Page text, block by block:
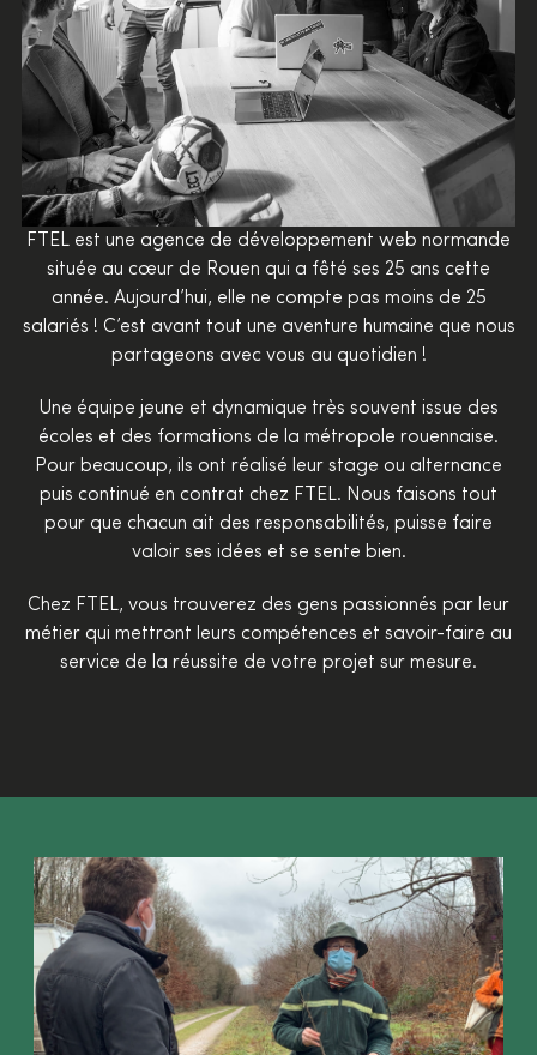
FTEL est une agence de développement web normande
située au cœur de Rouen qui a fêté ses 25 ans cette
année. Aujourd’hui, elle ne compte pas moins de 25
salariés ! C’est avant tout une aventure humaine que nous
partageons avec vous au quotidien !
Une équipe jeune et dynamique très souvent issue des
écoles et des formations de la métropole rouennaise.
Pour beaucoup, ils ont réalisé leur stage ou alternance
puis continué en contrat chez FTEL. Nous faisons tout
pour que chacun ait des responsabilités, puisse faire
valoir ses idées et se sente bien.
Chez FTEL, vous trouverez des gens passionnés par leur
métier qui mettront leurs compétences et savoir-faire au
service de la réussite de votre projet sur mesure.